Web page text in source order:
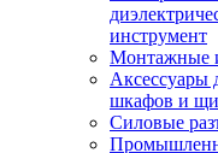
инструмент
Монтажные
Аксессуары
шкафов и
Силовые